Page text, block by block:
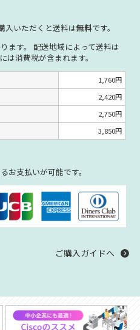
入いただくと送料は無料です。
ます。 配送地域によって送料は
は消費税が含まれます。
1,760円
2,420円
2,750円
3,850円
お支払いが可能です。
ご購入ガイドへ